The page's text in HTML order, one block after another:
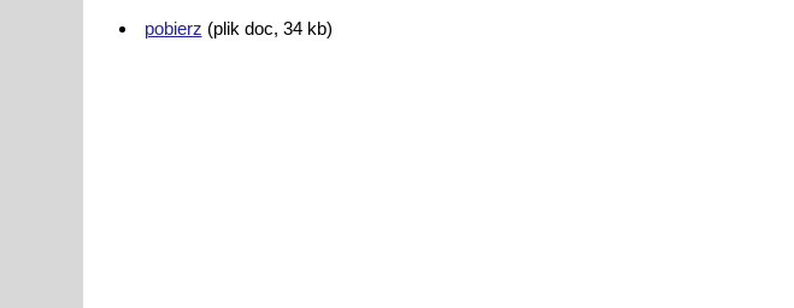
pobierz (plik doc, 34 kb)